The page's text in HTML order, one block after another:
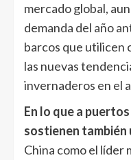
mercado global,
demanda del año
barcos que utilicen
las nuevas
invernaderos en el
En lo que a
sostienen también
China como el líder